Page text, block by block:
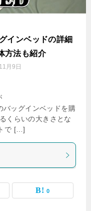
インベッドの詳細
方法も紹介
月9日
バッグインベッドを購
くらいの大きさとな
で […]
0